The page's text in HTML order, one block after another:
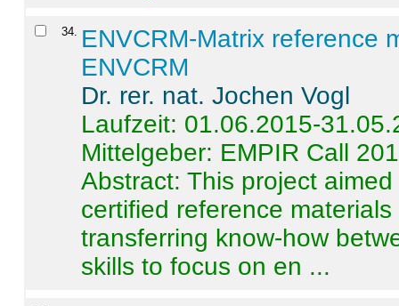
34. ENVCRM-Matrix reference
ENVCRM
Dr. rer. nat. Jochen Vogl
Laufzeit: 01.06.2015-
Mittelgeber: EMPIR Call
Abstract:This project
certified reference
transferring know-how
skills to focus on en ...